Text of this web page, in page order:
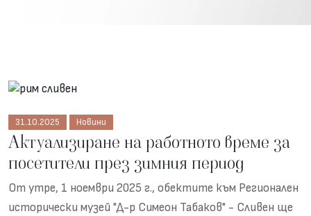
31.10.2025 Новини
Актуализиране на работното време за
посетители през зимния период
От утре, 1 ноември 2025 г., обектите към Регионален
исторически музей "Д-р Симеон Табаков" - Сливен ще